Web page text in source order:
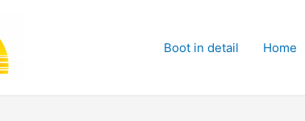
Boot in detail Home